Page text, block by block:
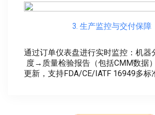
3. 生产监控与交付保障
通过订单仪表盘进行实时监控：机
度→质量检验报告（包括CMM数据
更新，支持FDA/CE/IATF 16949多标